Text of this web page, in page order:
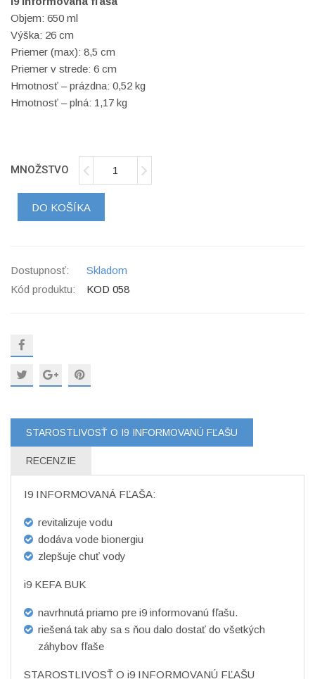
Objem: 650 ml
Výška: 26 cm
Priemer (max): 8,5 cm
Priemer v strede: 6 cm
Hmotnosť – prázdna: 0,52 kg
Hmotnosť – plná: 1,17 kg
MNOŽSTVO
DO KOŠÍKA
Dostupnosť:
Skladom
Kód produktu:
KOD 058
STAROSTLIVOSŤ O I9 INFORMOVANÚ FĽAŠU
RECENZIE
I9 INFORMOVANÁ FĽAŠA:
revitalizuje vodu
dodáva vode bionergiu
zlepšuje chuť vody
i9 KEFA BUK
navrhnutá priamo pre i9 informovanú fľašu.
riešená tak aby sa s ňou dalo dostať do všetkých
záhybov fľaše
STAROSTLIVOSŤ O i9 INFORMOVANÚ FĽAŠU